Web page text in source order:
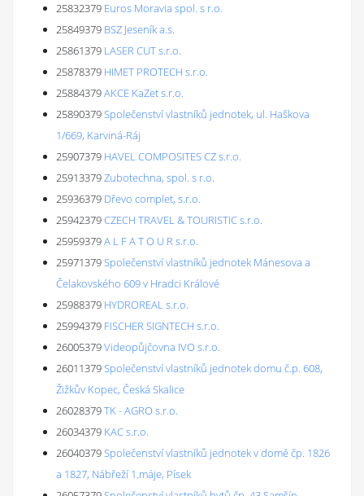
25832379 Euros Moravia spol. s r.o.
25849379 BSZ Jeseník a.s.
25861379 LASER CUT s.r.o.
25878379 HIMET PROTECH s.r.o.
25884379AKCE KaZet s.r.o.
25890379Společenství vlastníků jednotek, ul. Haškova
1/669, Karviná-Ráj
25907379 HAVEL COMPOSITES CZ s.r.o.
25913379Zubotechna, spol. s r.o.
25936379 Dřevo complet, s.r.o.
25942379CZECH TRAVEL & TOURISTIC s.r.o.
25959379A L F A T O U R s.r.o.
25971379Společenství vlastníků jednotek Mánesova a
Čelakovského 609 v Hradci Králové
25988379 HYDROREAL s.r.o.
25994379 FISCHER SIGNTECH s.r.o.
26005379Videopůjčovna IVO s.r.o.
26011379Společenství vlastníků jednotek domu č.p. 608,
Žižkův Kopec, Česká Skalice
26028379TK - AGRO s.r.o.
26034379 KAC s.r.o.
26040379Společenství vlastníků jednotek v domě čp. 1826
a 1827, Nábřeží 1.máje, Písek